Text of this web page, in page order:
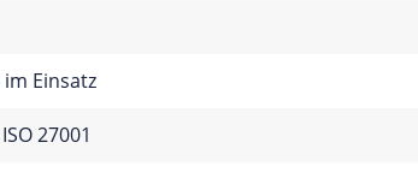
Einsatz
27001